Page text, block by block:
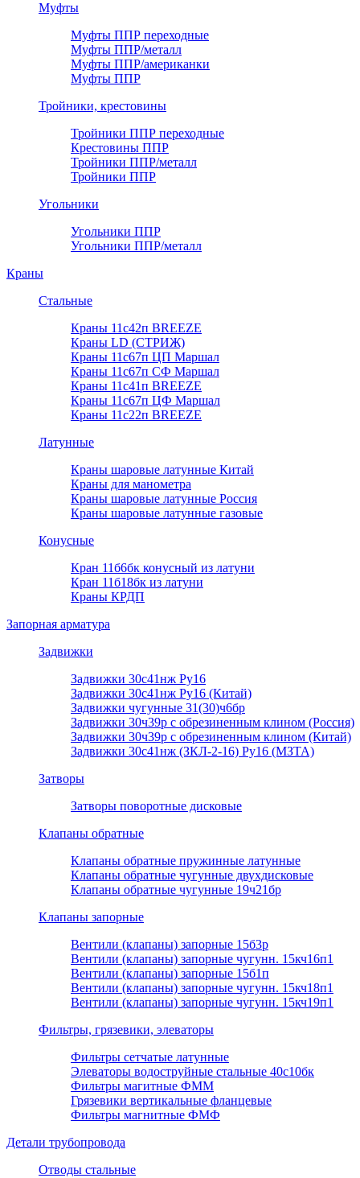
Муфты
Муфты ППР переходные
Муфты ППР/металл
Муфты ППР/американки
Муфты ППР
Тройники, крестовины
Тройники ППР переходные
Крестовины ППР
Тройники ППР/металл
Тройники ППР
Угольники
Угольники ППР
Угольники ППР/металл
Краны
Стальные
Краны 11с42п BREEZE
Краны LD (СТРИЖ)
Краны 11с67п ЦП Маршал
Краны 11с67п СФ Маршал
Краны 11с41п BREEZE
Краны 11с67п ЦФ Маршал
Краны 11с22п BREEZE
Латунные
Краны шаровые латунные Китай
Краны для манометра
Краны шаровые латунные Россия
Краны шаровые латунные газовые
Конусные
Кран 11б6бк конусный из латуни
Кран 11б18бк из латуни
Краны КРДП
Запорная арматура
Задвижки
Задвижки 30с41нж Ру16
Задвижки 30с41нж Ру16 (Китай)
Задвижки чугунные 31(30)ч6бр
Задвижки 30ч39р с обрезиненным клином (Россия)
Задвижки 30ч39р с обрезиненным клином (Китай)
Задвижки 30с41нж (ЗКЛ-2-16) Ру16 (МЗТА)
Затворы
Затворы поворотные дисковые
Клапаны обратные
Клапаны обратные пружинные латунные
Клапаны обратные чугунные двухдисковые
Клапаны обратные чугунные 19ч21бр
Клапаны запорные
Вентили (клапаны) запорные 15б3р
Вентили (клапаны) запорные чугунн. 15кч16п1
Вентили (клапаны) запорные 15б1п
Вентили (клапаны) запорные чугунн. 15кч18п1
Вентили (клапаны) запорные чугунн. 15кч19п1
Фильтры, грязевики, элеваторы
Фильтры сетчатые латунные
Элеваторы водоструйные стальные 40с10бк
Фильтры магитные ФММ
Грязевики вертикальные фланцевые
Фильтры магнитные ФМФ
Детали трубопровода
Отводы стальные